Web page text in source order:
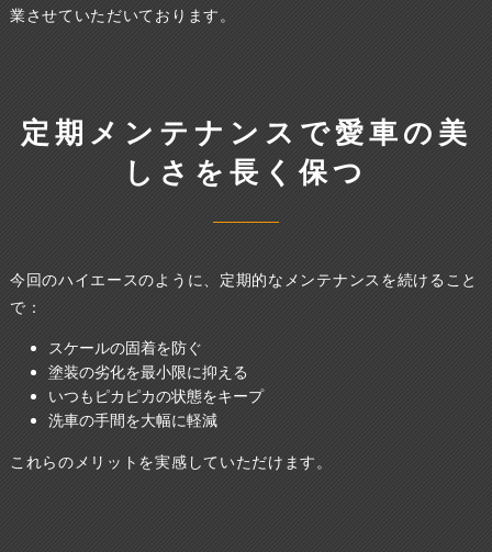
業させていただいております。
定期メンテナンスで愛車の美
しさを長く保つ
今回のハイエースのように、定期的なメンテナンスを続けること
で：
スケールの固着を防ぐ
塗装の劣化を最小限に抑える
いつもピカピカの状態をキープ
洗車の手間を大幅に軽減
これらのメリットを実感していただけます。